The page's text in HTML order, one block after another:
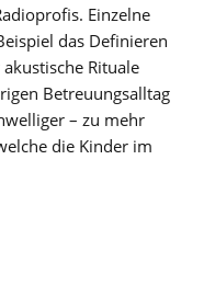
Einzelne
das Definieren
Rituale
Betreuungsalltag
– zu mehr
die Kinder im